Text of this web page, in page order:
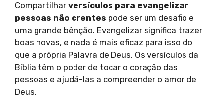
Compartilhar versículos para evangelizar
pessoas não crentes pode ser um desafio e
uma grande bênção. Evangelizar significa trazer
boas novas, e nada é mais eficaz para isso do
que a própria Palavra de Deus. Os versículos da
Bíblia têm o poder de tocar o coração das
pessoas e ajudá-las a compreender o amor de
Deus.